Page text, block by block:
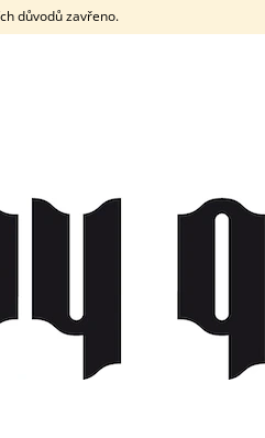
důvodů zavřeno.